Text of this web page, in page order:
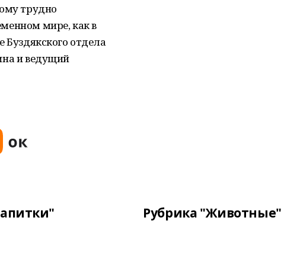
трудно
мире, как в
Буздякского отдела
и ведущий
Рубрика "Животные"